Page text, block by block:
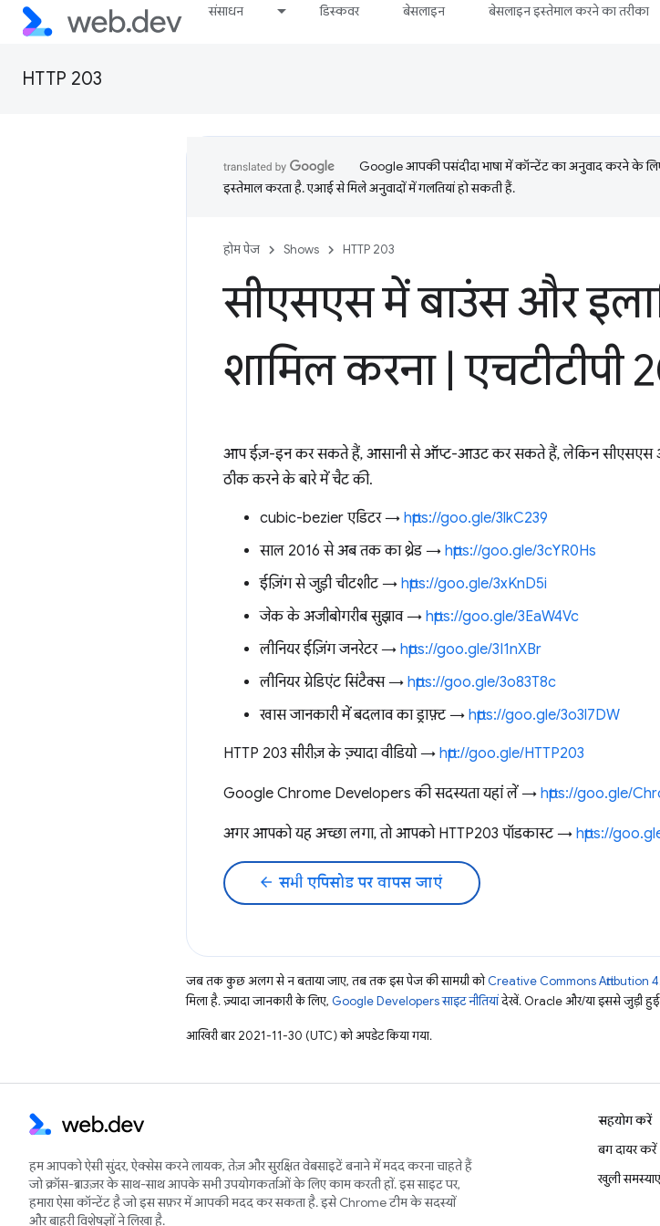
संसाधन डिस्कवर बेसलाइन बेसलाइन इस्तेमाल करने का तरीका
HTTP 203
Google आपकी पसंदीदा भाषा में कॉन्टेंट का अनुवाद करने के
इस्तेमाल करता है. एआई से मिले अनुवादों में गलतियां हो सकती हैं.
होम पेज Shows HTTP 203
सीएसएस में बाउंस और
शामिल करना एचटीटीपी
आप ईज़-इन कर सकते हैं, आसानी से ऑप्ट-आउट कर सकते हैं, लेकिन सीएसएस
ठीक करने के बारे में चैट की.
cubic-bezier एडिटर → https://goo.gle/3lkC239
साल 2016 से अब तक का थ्रेड → https://goo.gle/3cYR0Hs
ईज़िंग से जुड़ी चीटशीट → https://goo.gle/3xKnD5i
जेक के अजीबोगरीब सुझाव → https://goo.gle/3EaW4Vc
लीनियर ईज़िंग जनरेटर → https://goo.gle/3I1nXBr
लीनियर ग्रेडिएंट सिंटैक्स → https://goo.gle/3o83T8c
खास जानकारी में बदलाव का ड्राफ़्ट → https://goo.gle/3o3l7DW
HTTP 203 सीरीज़ के ज़्यादा वीडियो → http://goo.gle/HTTP203
Google Chrome Developers की सदस्यता यहां लें → https://goo.gle/
अगर आपको यह अच्छा लगा, तो आपको HTTP203 पॉडकास्ट → https://
arrow_back सभी एपिसोड पर वापस जाएं
जब तक कुछ अलग से न बताया जाए, तब तक इस पेज की सामग्री कोCreative Commons Attribution
मिला है. ज़्यादा जानकारी के लिए, Google Developers साइट नीतियांदेखें. Oracle और/या इससे जुड़ी हुई
आखिरी बार 2021-11-30 (UTC) को अपडेट किया गया.
हम आपको ऐसी सुंदर, ऐक्सेस करने लायक, तेज़ और सुरक्षित वेबसाइटें बनाने में मदद करना चाहते हैं
जो क्रॉस-ब्राउज़र के साथ-साथ आपके सभी उपयोगकर्ताओं के लिए काम करती हों. इस साइट पर,
हमारा ऐसा कॉन्टेंट है जो इस सफ़र में आपकी मदद कर सकता है. इसे Chrome टीम के सदस्यों
और बाहरी विशेषज्ञों ने लिखा है.
सहयोग करें
बग दायर करें
खुली